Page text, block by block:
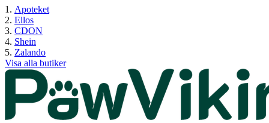
Apoteket
Ellos
CDON
Shein
Zalando
Visa alla butiker